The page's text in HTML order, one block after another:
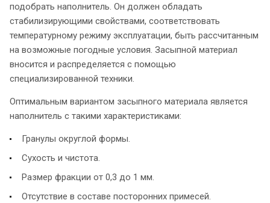
подобрать наполнитель. Он должен обладать
стабилизирующими свойствами, соответствовать
температурному режиму эксплуатации, быть рассчитанным
на возможные погодные условия. Засыпной материал
вносится и распределяется с помощью
специализированной техники.
Оптимальным вариантом засыпного материала является
наполнитель с такими характеристиками:
Гранулы округлой формы.
Сухость и чистота.
Размер фракции от 0,3 до 1 мм.
Отсутствие в составе посторонних примесей.